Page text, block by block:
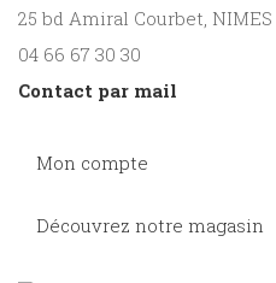
25 bd Amiral Courbet, NIMES
04 66 67 30 30
Contact par mail
Mon compte
Découvrez notre magasin